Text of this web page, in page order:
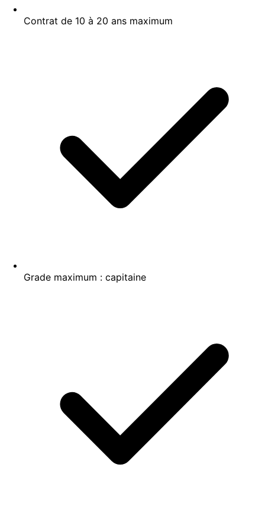
Contrat de 10 à 20 ans maximum
Grade maximum : capitaine